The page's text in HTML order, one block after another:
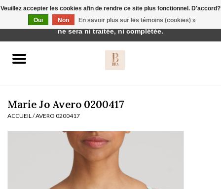
vêtements de nuit
Marie Jo Avero 0200417
ACCUEIL /AVERO 0200417
Veuillez accepter les cookies afin de rendre ce site plus fonctionnel. D'accord?
Oui
Non En savoir plus sur les témoins (cookies) »
Cette boutique est en construction. Toute commande passée
ne sera ni traitée, ni complétée.